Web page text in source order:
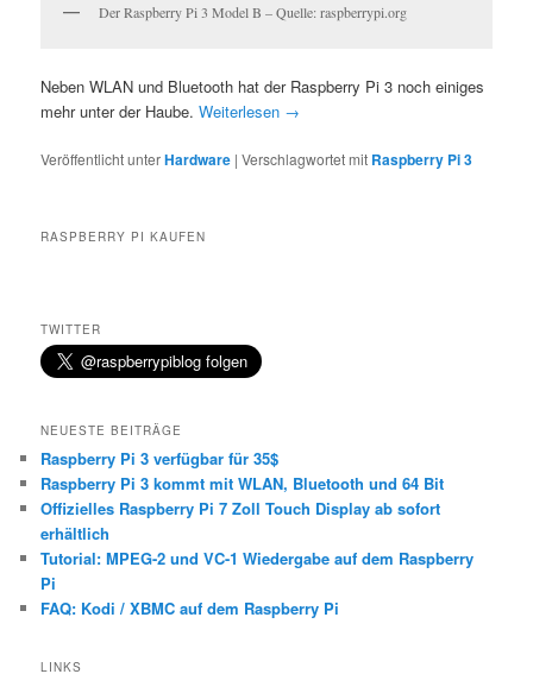
Der Raspberry Pi 3 Model B – Quelle: raspberrypi.org
Neben WLAN und Bluetooth hat der Raspberry Pi 3 noch einiges
mehr unter der Haube.Weiterlesen →
Veröffentlicht unterHardware |Verschlagwortet mit Raspberry Pi 3
RASPBERRY PI KAUFEN
TWITTER
NEUESTE BEITRÄGE
Raspberry Pi 3 verfügbar für 35$
Raspberry Pi 3 kommt mit WLAN, Bluetooth und 64 Bit
Offizielles Raspberry Pi 7 Zoll Touch Display ab sofort
erhältlich
Tutorial: MPEG-2 und VC-1 Wiedergabe auf dem Raspberry
Pi
FAQ: Kodi / XBMC auf dem Raspberry Pi
LINKS